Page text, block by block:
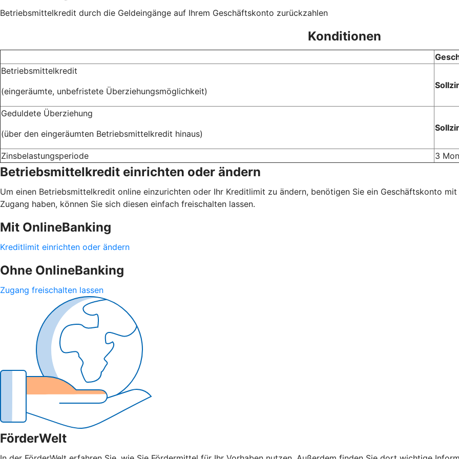
Betriebsmittelkredit durch die Geldeingänge auf Ihrem Geschäftskonto zurückzahlen
Konditionen
Betriebsmittelkredit
(eingeräumte, unbefristete Überziehungsmöglichkeit)
Geduldete Überziehung
(über den eingeräumten Betriebsmittelkredit hinaus)
Zinsbelastungsperiode 3
Betriebsmittelkredit einrichten oder ändern
Um einen Betriebsmittelkredit online einzurichten oder Ihr Kreditlimit zu ändern, benötigen Sie ein Geschäftskonto
Zugang haben, können Sie sich diesen einfach freischalten lassen.
Mit OnlineBanking
Kreditlimit einrichten oder ändern
Ohne OnlineBanking
Zugang freischalten lassen
FörderWelt